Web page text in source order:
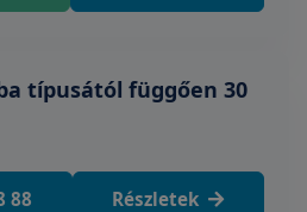
típusától függően 30
88 Részletek